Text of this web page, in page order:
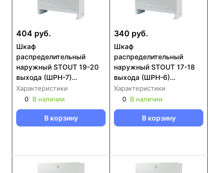
404 руб.
Шкаф
распределительный
наружный STOUT 19-20
выхода (ШРН-7)
651х120х1304 (SCC-
0001-001920)
Характеристики
0 В наличии
В корзину
340 руб.
Шкаф
распределительный
наружный STOUT 17-18
выхода (ШРН-6)
651х120х1154 (SCC-0001-
001718)
Характеристики
0 В наличии
В корзину